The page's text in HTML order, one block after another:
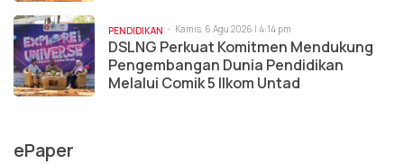
PENDIDIKAN Kamis, 6 Agu 2026 | 4:14 pm
DSLNG Perkuat Komitmen Mendukung
Pengembangan Dunia Pendidikan
Melalui Comik 5 Ilkom Untad
ePaper